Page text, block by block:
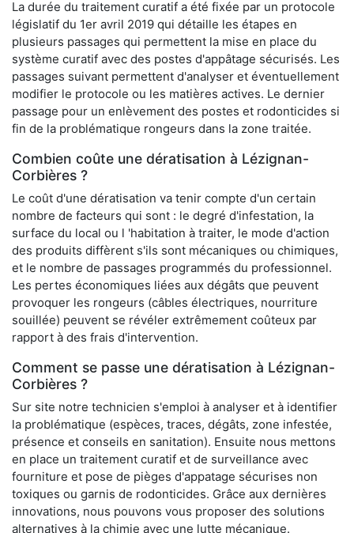
La durée du traitement curatif a été fixée par un protocole
législatif du 1er avril 2019 qui détaille les étapes en
plusieurs passages qui permettent la mise en place du
système curatif avec des postes d'appâtage sécurisés. Les
passages suivant permettent d'analyser et éventuellement
modifier le protocole ou les matières actives. Le dernier
passage pour un enlèvement des postes et rodonticides si
fin de la problématique rongeurs dans la zone traitée.
Combien coûte une dératisation à Lézignan-
Corbières ?
Le coût d'une dératisation va tenir compte d'un certain
nombre de facteurs qui sont : le degré d'infestation, la
surface du local ou l 'habitation à traiter, le mode d'action
des produits diffèrent s'ils sont mécaniques ou chimiques,
et le nombre de passages programmés du professionnel.
Les pertes économiques liées aux dégâts que peuvent
provoquer les rongeurs (câbles électriques, nourriture
souillée) peuvent se révéler extrêmement coûteux par
rapport à des frais d'intervention.
Comment se passe une dératisation à Lézignan-
Corbières ?
Sur site notre technicien s'emploi à analyser et à identifier
la problématique (espèces, traces, dégâts, zone infestée,
présence et conseils en sanitation). Ensuite nous mettons
en place un traitement curatif et de surveillance avec
fourniture et pose de pièges d'appatage sécurises non
toxiques ou garnis de rodonticides. Grâce aux dernières
innovations, nous pouvons vous proposer des solutions
alternatives à la chimie avec une lutte mécanique.